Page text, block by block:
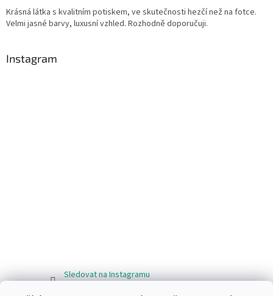
Krásná látka s kvalitním potiskem, ve skutečnosti hezčí než na fotce.
Velmi jasné barvy, luxusní vzhled. Rozhodně doporučuji.
Instagram
Sledovat na Instagramu